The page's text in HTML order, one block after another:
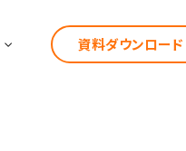
資料ダウンロード